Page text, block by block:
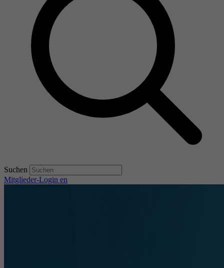
Suchen
Mitglieder-Login en